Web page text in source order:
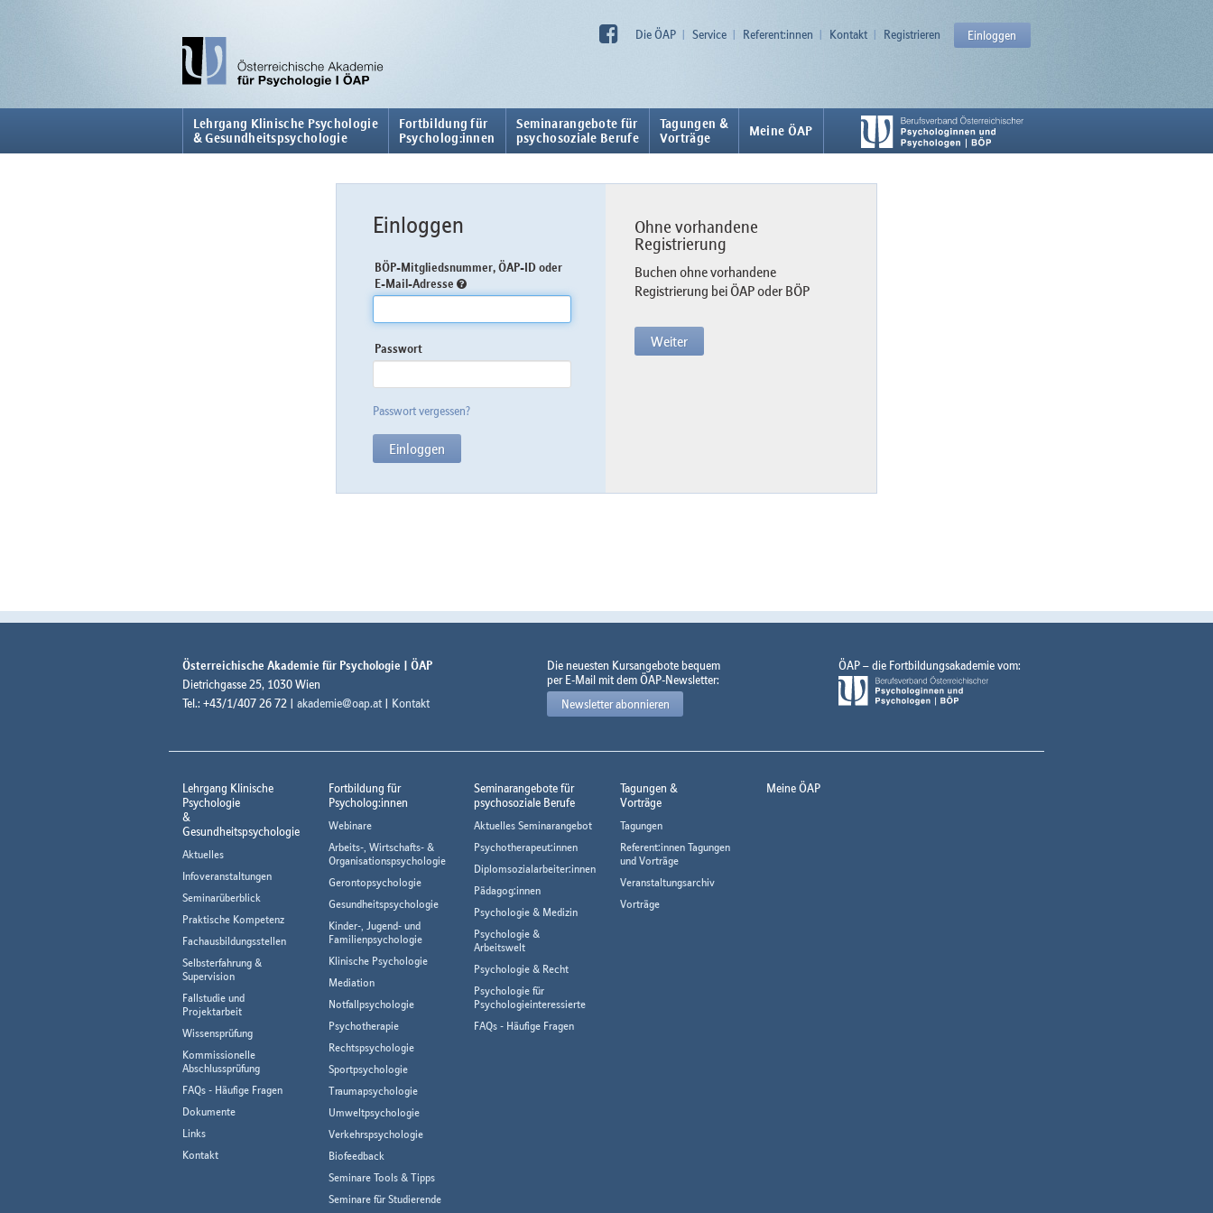
Die ÖAP Service Referent:innen Kontakt Registrieren Einloggen
Lehrgang Klinische Psychologie
& Gesundheitspsychologie
Fortbildung für
Psycholog:innen
Seminarangebote für
psychosoziale Berufe
Tagungen &
Vorträge
Meine ÖAP
Einloggen
BÖP-Mitgliedsnummer, ÖAP-ID oder
E-Mail-Adresse
Passwort
Passwort vergessen?
Ohne vorhandene
Registrierung
Buchen ohne vorhandene
Registrierung bei ÖAP oder BÖP
Weiter
Österreichische Akademie für Psychologie | ÖAP
Dietrichgasse 25, 1030 Wien
Tel.: +43/1/407 26 72 | akademie@oap.at | Kontakt
Die neuesten Kursangebote bequem
per E-Mail mit dem ÖAP-Newsletter:
Newsletter abonnieren
ÖAP – die Fortbildungsakademie vom:
Lehrgang Klinische
Psychologie
&
Gesundheitspsychologie
Aktuelles
Infoveranstaltungen
Seminarüberblick
Praktische Kompetenz
Fachausbildungsstellen
Selbsterfahrung &
Supervision
Fallstudie und
Projektarbeit
Wissensprüfung
Kommissionelle
Abschlussprüfung
FAQs - Häufige Fragen
Dokumente
Links
Kontakt
Fortbildung für
Psycholog:innen
Webinare
Arbeits-, Wirtschafts- &
Organisationspsychologie
Gerontopsychologie
Gesundheitspsychologie
Kinder-, Jugend- und
Familienpsychologie
Klinische Psychologie
Mediation
Notfallpsychologie
Psychotherapie
Rechtspsychologie
Sportpsychologie
Traumapsychologie
Umweltpsychologie
Verkehrspsychologie
Biofeedback
Seminare Tools & Tipps
Seminare für Studierende
Seminarangebote für
psychosoziale Berufe
Aktuelles Seminarangebot
Psychotherapeut:innen
Diplomsozialarbeiter:innen
Pädagog:innen
Psychologie & Medizin
Psychologie &
Arbeitswelt
Psychologie & Recht
Psychologie für
Psychologieinteressierte
FAQs - Häufige Fragen
Tagungen &
Vorträge
Tagungen
Referent:innen Tagungen
und Vorträge
Veranstaltungsarchiv
Vorträge
Meine ÖAP